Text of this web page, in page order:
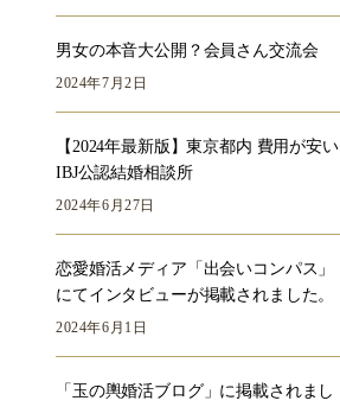
男女の本音大公開？会員さん交流会
2024年7月2日
【2024年最新版】東京都内 費用が安い
IBJ公認結婚相談所
2024年6月27日
恋愛婚活メディア「出会いコンパス」
にてインタビューが掲載されました。
2024年6月1日
「玉の輿婚活ブログ」に掲載されまし